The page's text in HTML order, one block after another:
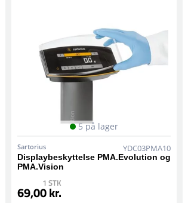
5 på lager
Sartorius YDC03PMA10
Displaybeskyttelse PMA.Evolution og
PMA.Vision
1 STK
69,00 kr.